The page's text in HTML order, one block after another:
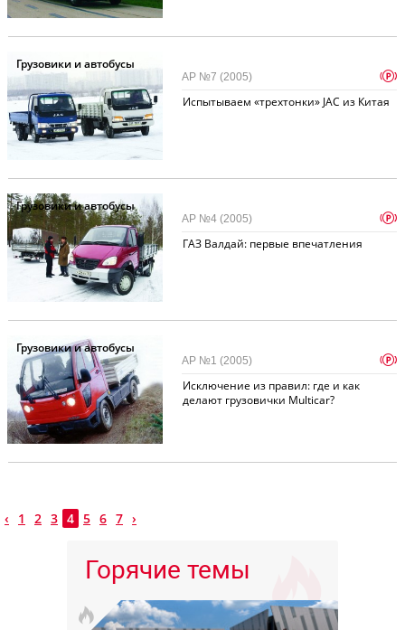
Грузовики и автобусы
Испытываем «трехтонки» JAC из Китая
АР №7 (2005) p
Грузовики и автобусы
ГАЗ Валдай: первые впечатления
АР №4 (2005) p
Грузовики и автобусы
Исключение из правил: где и как
делают грузовички Multicar?
АР №1 (2005) p
‹ 1 2 3 4 5 6 7 ›
Горячие темы